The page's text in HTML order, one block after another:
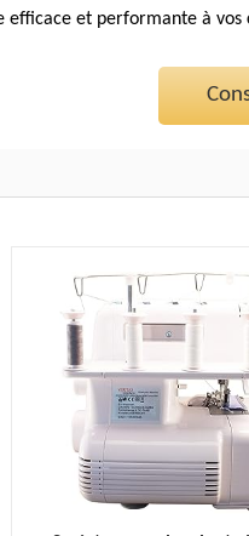
efficace et performante à vos